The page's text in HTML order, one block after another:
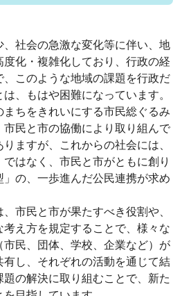
、社会の急激な変化等に伴い、地
化・複雑化しており、行政の経
このような地域の課題を行政だ
、もはや困難になっています。
まちをきれいにする市民総ぐるみ
民と市の協働により取り組んで
ますが、これからの社会には、
はなく、市民と市がともに創り
」の、一歩進んだ公民連携が求め
市民と市が果たすべき役割や、
考え方を規定することで、様々な
民、団体、学校、企業など）が
し、それぞれの活動を通じて結
の解決に取り組むことで、新た